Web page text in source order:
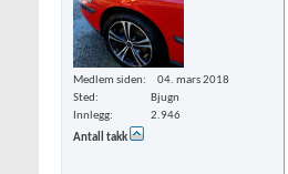
Medlem siden
04. mars 2018
Sted
Bjugn
Innlegg
2.946
Antall takk